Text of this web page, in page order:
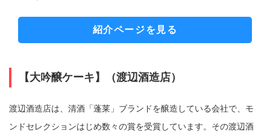
紹介ページを見る
【大吟醸ケーキ】（渡辺酒造店）
渡辺酒造店は、清酒「蓬莱」ブランドを醸造している会社で、モ
ンドセレクションはじめ数々の賞を受賞しています。その渡辺酒